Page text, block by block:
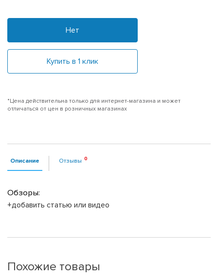
Нет
Купить в 1 клик
*Цена действительна только для интернет-магазина и может
отличаться от цен в розничных магазинах
Описание Отзывы
Обзоры:
+добавить статью или видео
Похожие товары